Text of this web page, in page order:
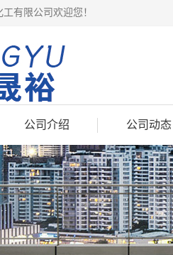
有限公司欢迎您！
公司介绍 公司动态